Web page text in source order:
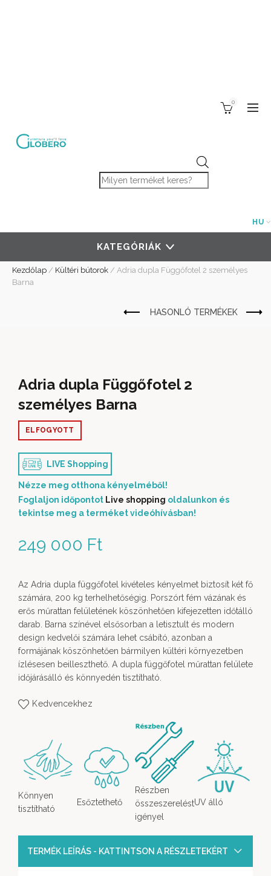
Products search
0
HU
KATEGÓRIÁK
Kezdőlap / Kültéri bútorok / Adria dupla Függőfotel 2 személyes
Barna
Adria dupla Függőfotel 2
személyes Barna
249 000 Ft
ELFOGYOTT
LIVE Shopping
Nézze meg otthona kényelméből!
Foglaljon időpontot Live shopping oldalunkon és
tekintse meg a terméket videóhívásban!
Az Adria dupla függőfotel kivételes kényelmet biztosít két fő
számára, 200 kg terhelhetőségig. Porszórt fém vázának és
erős műrattan felületének köszönhetően kifejezetten időtálló
darab. Barna színével elsősorban a letisztult és modern
design kedvelői számára lehet csábító, azonban a
formájának köszönhetően bármilyen kültéri környezetben
ízlésesen beilleszthető. A dupla függőfotel műrattan felülete
időjárásálló és könnyedén tisztítható.
Kedvencekhez
Könnyen
tisztítható
Esőztethető
Részben
összeszerelést
igényel
UV álló
TERMÉK LEÍRÁS - KATTINTSON A RÉSZLETEKÉRT